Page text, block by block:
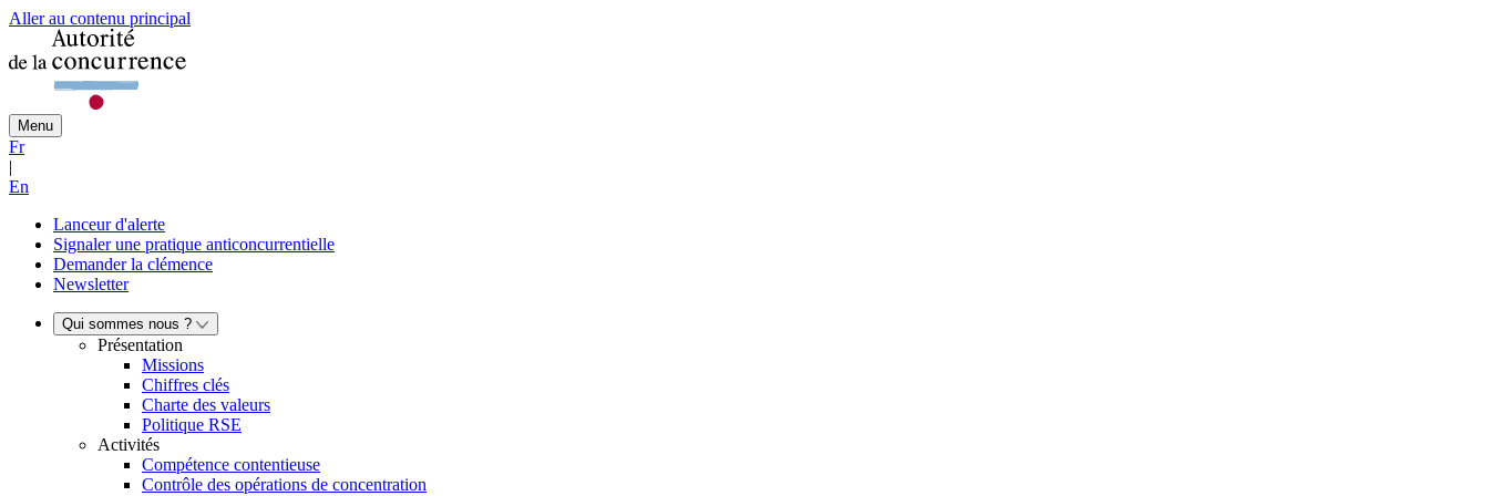
Aller au contenu principal
Menu
Fr
|
En
Lanceur d'alerte
Signaler une pratique anticoncurrentielle
Demander la clémence
Newsletter
Qui sommes nous ?
Présentation
Missions
Chiffres clés
Charte des valeurs
Politique RSE
Activités
Compétence contentieuse
Contrôle des opérations de concentration